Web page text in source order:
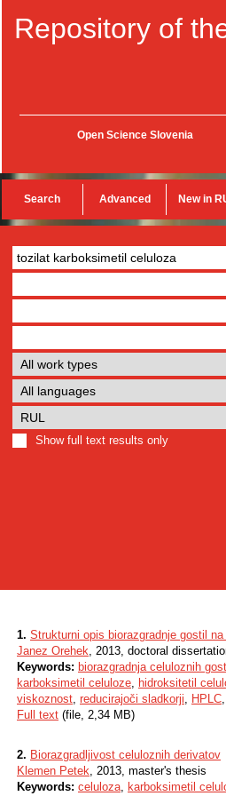
Repository of
Open Science Slovenia
Search Advanced New in
Show full text results only
1. Strukturni opis biorazgradnje gostil
Janez Orehek, 2013, doctoral
Keywords: biorazgradnja celuloznih
karboksimetil celuloze, hidroksitetil
viskoznost, reducirajoči sladkorji, HPLC
Full text (file, 2,34 MB)
2. Biorazgradljivost celuloznih derivatov
Klemen Petek, 2013, master's thesis
Keywords: celuloza, karboksimetil